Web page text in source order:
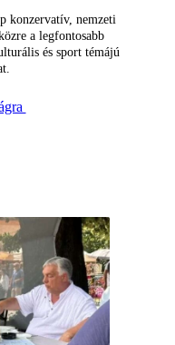
konzervatív, nemzeti
a legfontosabb
és sport témájú